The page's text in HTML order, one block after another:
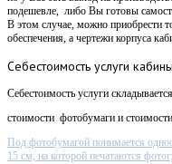
подешевле, либо Вы готовы
В этом случае, можно приобрести
обеспечения, а чертежи корпуса
Себестоимость услуги
Себестоимость услуги
стоимости фотобумаги и
Под фотобумагой понимается
15 см, на которой печатаются